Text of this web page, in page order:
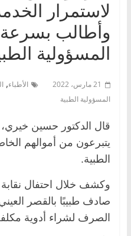
لاستمرار
وأطالب بسرعة
المسؤولية
21 مارس، 2022 الأطباء,
المسؤولية الطبية
قال الدكتور حسين خيري،
يتبرعون من أموالهم
الطبية.
وكشف خلال احتفال نقابة
صادف طبيبًا بالقصر
الصرف لشراء أدوية